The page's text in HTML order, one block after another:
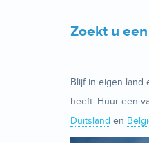
Zoekt u
Blijf in eigen land
heeft. Huur een
Duitsland en